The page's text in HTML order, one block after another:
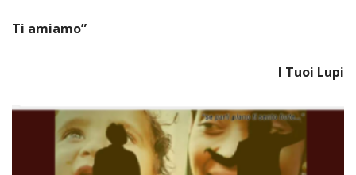
Ti amiamo”
I Tuoi Lupi